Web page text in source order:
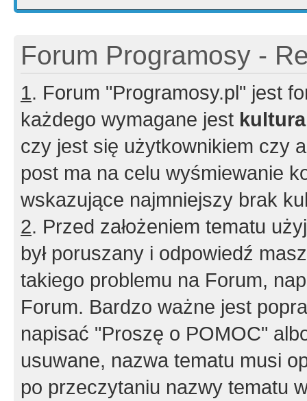
Forum Programosy -
1. Forum "Programosy.pl" jest
każdego wymagane jest
czy jest się użytkownikiem czy
post ma na celu wyśmiewanie
wskazujące najmniejszy brak
2. Przed założeniem tematu
był poruszany i odpowiedź
takiego problemu na Forum,
Forum. Bardzo ważne jest
napisać "Proszę o POMOC"
usuwane, nazwa tematu musi
po przeczytaniu nazwy tematu